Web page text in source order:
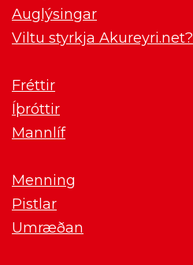
Auglýsingar
Viltu styrkja Akureyri.net?
Fréttir
Íþróttir
Mannlíf
Menning
Pistlar
Umræðan